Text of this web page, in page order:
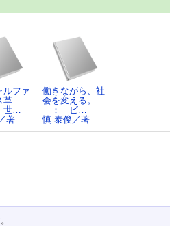
ルファ
革
…
著
働きながら、社
会を変える。
： ビ…
慎 泰俊／著